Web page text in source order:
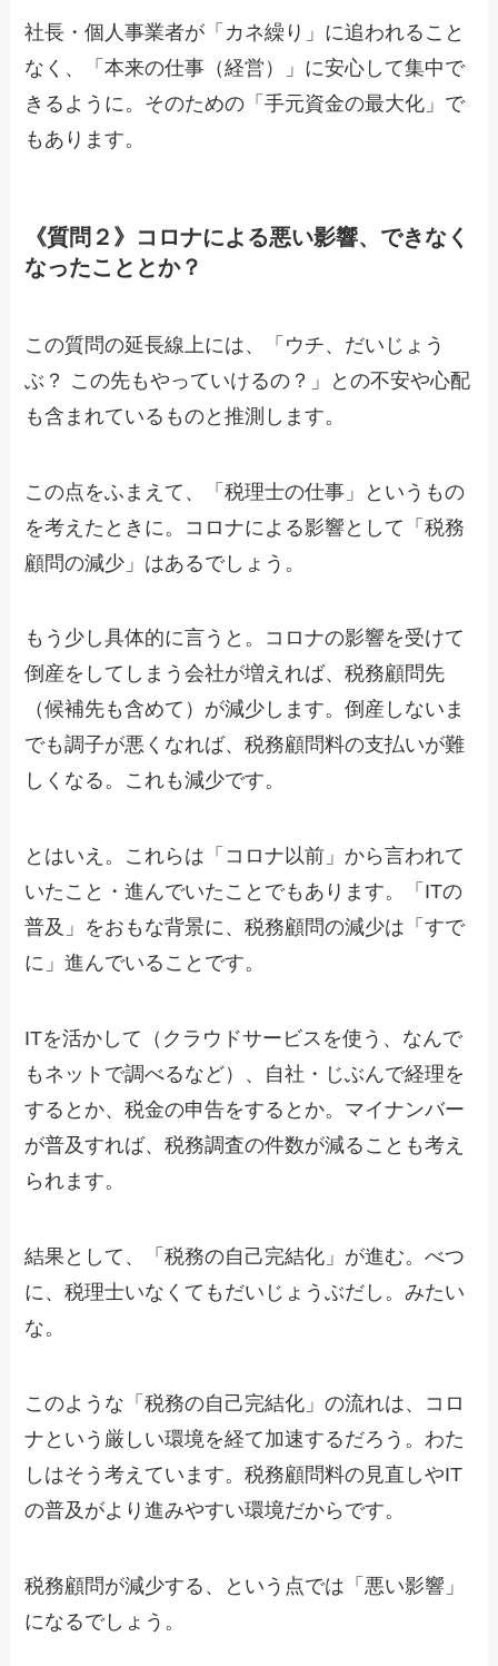
社長・個人事業者が「カネ繰り」に追われること
なく、「本来の仕事（経営）」に安心して集中で
きるように。そのための「手元資金の最大化」で
もあります。
《質問２》コロナによる悪い影響、できなく
なったこととか？
この質問の延長線上には、「ウチ、だいじょう
ぶ？ この先もやっていけるの？」との不安や心配
も含まれているものと推測します。
この点をふまえて、「税理士の仕事」というもの
を考えたときに。コロナによる影響として「税務
顧問の減少」はあるでしょう。
もう少し具体的に言うと。コロナの影響を受けて
倒産をしてしまう会社が増えれば、税務顧問先
（候補先も含めて）が減少します。倒産しないま
でも調子が悪くなれば、税務顧問料の支払いが難
しくなる。これも減少です。
とはいえ。これらは「コロナ以前」から言われて
いたこと・進んでいたことでもあります。「ITの
普及」をおもな背景に、税務顧問の減少は「すで
に」進んでいることです。
ITを活かして（クラウドサービスを使う、なんで
もネットで調べるなど）、自社・じぶんで経理を
するとか、税金の申告をするとか。マイナンバー
が普及すれば、税務調査の件数が減ることも考え
られます。
結果として、「税務の自己完結化」が進む。べつ
に、税理士いなくてもだいじょうぶだし。みたい
な。
このような「税務の自己完結化」の流れは、コロ
ナという厳しい環境を経て加速するだろう。わた
しはそう考えています。税務顧問料の見直しやIT
の普及がより進みやすい環境だからです。
税務顧問が減少する、という点では「悪い影響」
になるでしょう。